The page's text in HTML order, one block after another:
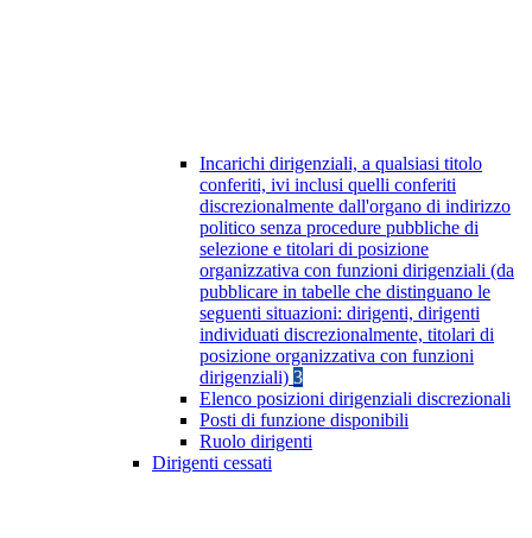
Incarichi dirigenziali, a qualsiasi titolo
conferiti, ivi inclusi quelli conferiti
discrezionalmente dall'organo di indirizzo
politico senza procedure pubbliche di
selezione e titolari di posizione
organizzativa con funzioni dirigenziali (da
pubblicare in tabelle che distinguano le
seguenti situazioni: dirigenti, dirigenti
individuati discrezionalmente, titolari di
posizione organizzativa con funzioni
dirigenziali) 3
Elenco posizioni dirigenziali discrezionali
Posti di funzione disponibili
Ruolo dirigenti
Dirigenti cessati